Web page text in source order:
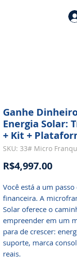
Ganhe
Energia Solar:
+ Kit +
SKU: 33# Micro
R$4,997.00Price
Você está a um
financeira. A
Solar oferece o
empreender em um
para de crescer:
suporte, marca
reais.